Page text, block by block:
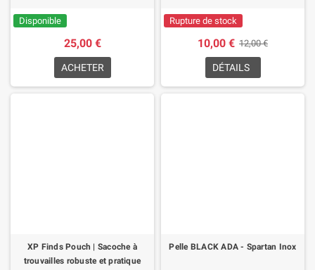
Disponible
25,00 €
ACHETER
Rupture de stock
10,00 € 12,00 €
DÉTAILS
XP Finds Pouch | Sacoche à
trouvailles robuste et pratique
Pelle BLACK ADA - Spartan Inox